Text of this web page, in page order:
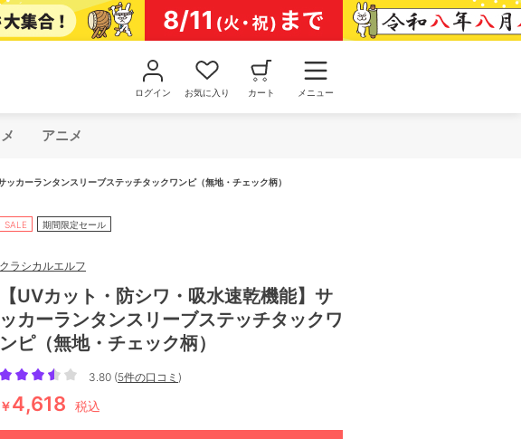
ログイン お気に入り カート メニュー
アニメ
ッカーランタンスリーブステッチタックワンピ（無地・チェック柄）
SALE 期間限定セール
クラシカルエルフ
【UVカット・防シワ・吸水速乾機能】サ
ッカーランタンスリーブステッチタックワ
ンピ（無地・チェック柄）
3.80 (5件の口コミ )
￥4,618 税込